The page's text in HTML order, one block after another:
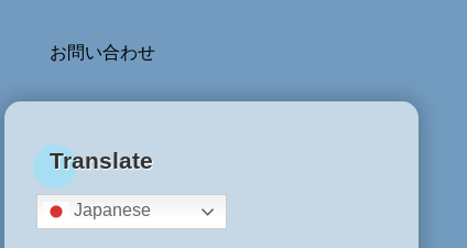
お問い合わせ
Translate
Japanese